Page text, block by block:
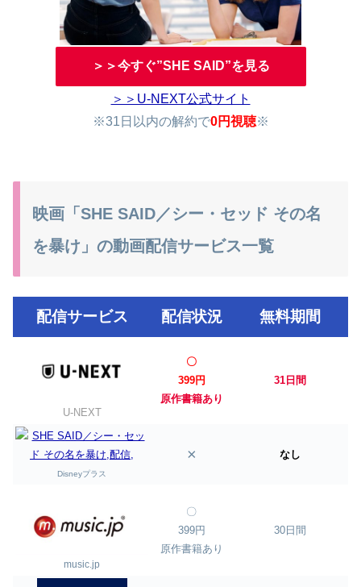
＞＞今すぐ”SHE SAID”を見る
＞＞U-NEXT公式サイト
※31日以内の解約で0円視聴※
映画「SHE SAID／シー・セッド その名
を暴け」の動画配信サービス一覧
配信サービス 配信状況 無料期間
U-NEXT
〇
399円
原作書籍あり
31日間
Disneyプラス
× なし
music.jp
〇
399円
原作書籍あり
30日間